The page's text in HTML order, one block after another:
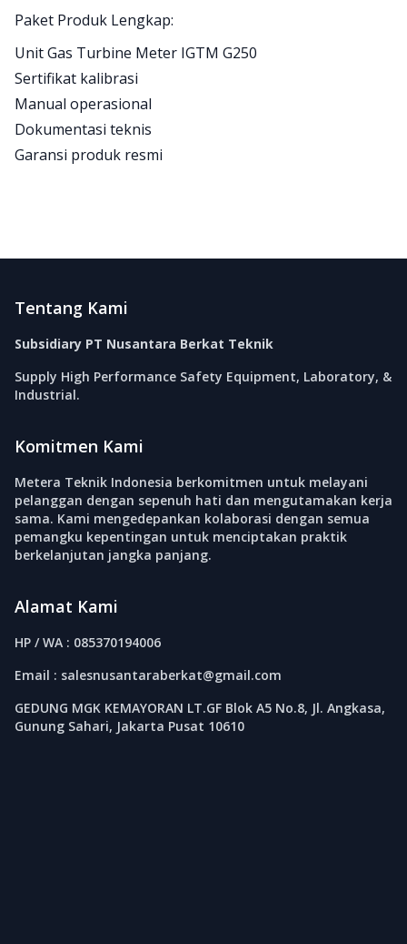
Paket Produk Lengkap:
Unit Gas Turbine Meter IGTM G250
Sertifikat kalibrasi
Manual operasional
Dokumentasi teknis
Garansi produk resmi
Tentang Kami
Subsidiary PT Nusantara Berkat Teknik
Supply High Performance Safety Equipment, Laboratory, &
Industrial.
Komitmen Kami
Metera Teknik Indonesia berkomitmen untuk melayani
pelanggan dengan sepenuh hati dan mengutamakan kerja
sama. Kami mengedepankan kolaborasi dengan semua
pemangku kepentingan untuk menciptakan praktik
berkelanjutan jangka panjang.
Alamat Kami
HP / WA : 085370194006
Email : salesnusantaraberkat@gmail.com
GEDUNG MGK KEMAYORAN LT.GF Blok A5 No.8, Jl. Angkasa,
Gunung Sahari, Jakarta Pusat 10610